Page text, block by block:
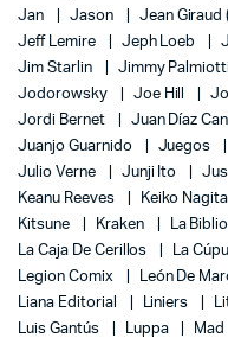
Jan
Jason Jean Giraud
Jeff Lemire
Jeph Loeb
Jim Starlin
Jimmy Palmiotti
Jodorowsky
Joe Hill
Jordi Bernet
Juan Díaz
Juanjo Guarnido
Juegos
Julio Verne
Junji Ito Jus
Keanu Reeves
Keiko Nagita
Kitsune
Kraken
La
La Caja De Cerillos
La
Legion Comix
León De
Liana Editorial
Liniers
Luis Gantús
Luppa Mad